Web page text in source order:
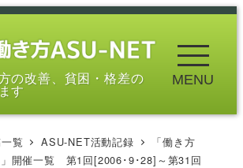
の改善、貧困・格差の
す
MENU
覧 ASU-NET活動記録
「働き方
開催一覧 第1回[2006･9･28]～第31回